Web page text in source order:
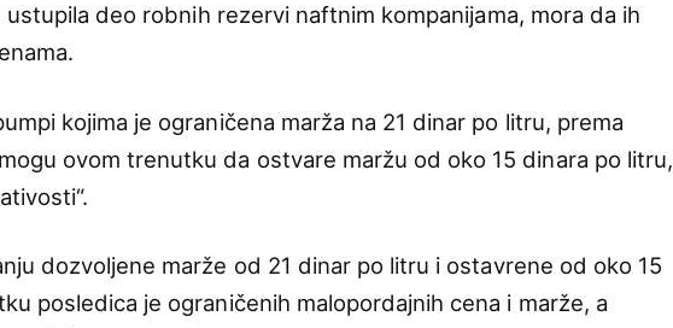
ustupila deo robnih rezervi naftnim kompanijama, mora da ih
kojima je ograničena marža na 21 dinar po litru, prema
ovom trenutku da ostvare maržu od oko 15 dinara po litru,
dozvoljene marže od 21 dinar po litru i ostavrene od oko 15
posledica je ograničenih malopordajnih cena i marže, a